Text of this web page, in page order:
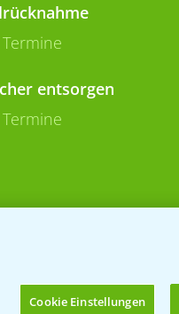
entsorgen
Cookie Einstellungen